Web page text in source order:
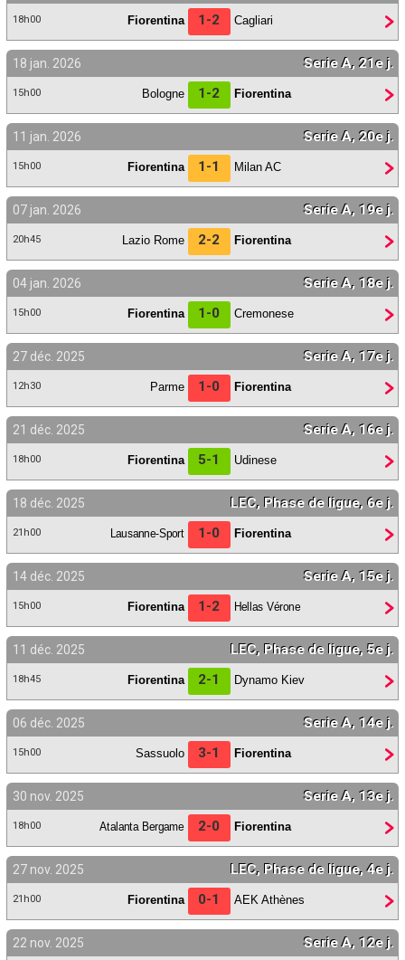
18h00 Fiorentina 1-2 Cagliari
18 jan. 2026 Serie A, 21e j.
15h00 Bologne 1-2 Fiorentina
11 jan. 2026 Serie A, 20e j.
15h00 Fiorentina 1-1 Milan AC
07 jan. 2026 Serie A, 19e j.
20h45 Lazio Rome 2-2 Fiorentina
04 jan. 2026 Serie A, 18e j.
15h00 Fiorentina 1-0 Cremonese
27 déc. 2025 Serie A, 17e j.
12h30 Parme 1-0 Fiorentina
21 déc. 2025 Serie A, 16e j.
18h00 Fiorentina 5-1 Udinese
18 déc. 2025 LEC, Phase de ligue, 6e j.
21h00 Lausanne-Sport 1-0 Fiorentina
14 déc. 2025 Serie A, 15e j.
15h00 Fiorentina 1-2 Hellas Vérone
11 déc. 2025 LEC, Phase de ligue, 5e j.
18h45 Fiorentina 2-1 Dynamo Kiev
06 déc. 2025 Serie A, 14e j.
15h00 Sassuolo 3-1 Fiorentina
30 nov. 2025 Serie A, 13e j.
18h00 Atalanta Bergame 2-0 Fiorentina
27 nov. 2025 LEC, Phase de ligue, 4e j.
21h00 Fiorentina 0-1 AEK Athènes
22 nov. 2025 Serie A, 12e j.